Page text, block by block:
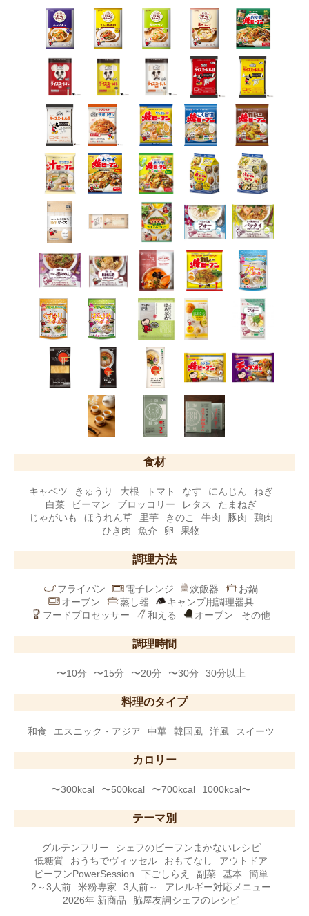
食材
キャベツ きゅうり 大根 トマト なす にんじん
ねぎ
白菜
ピーマン ブロッコリー レタス
たまねぎ
じゃがいも
ほうれん草 里芋 きのこ 牛肉 豚肉
鶏肉
ひき肉
魚介 卵 果物
調理方法
フライパン 電子レンジ 炊飯器
お鍋
オーブン
蒸し器
キャンプ用調理器具
フードプロセッサー
和える オーブン その他
調理時間
〜10分 〜15分 〜20分 〜30分 30分以上
料理のタイプ
和食 エスニック・アジア 中華 韓国風 洋風 スイーツ
カロリー
〜300kcal 〜500kcal 〜700kcal 1000kcal〜
テーマ別
グルテンフリー
シェフのビーフンまかないレシピ
低糖質
おうちでヴィッセル おもてなし
アウトドア
ビーフンPowerSession
下ごしらえ 副菜 基本
簡単
2～3人前
米粉専家 3人前～
アレルギー対応メニュー
2026年 新商品
脇屋友詞シェフのレシピ